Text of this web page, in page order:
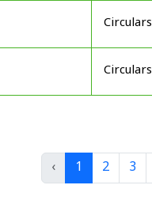
Circulars
Circulars
‹ 1 2 3